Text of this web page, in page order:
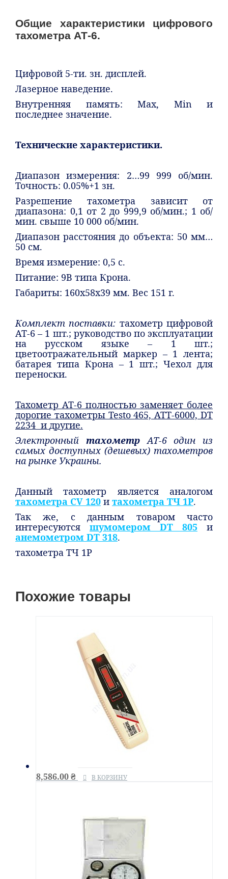
Общие характеристики цифрового
тахометра АТ-6.
Цифровой 5-ти. зн. дисплей.
Лазерное наведение.
Внутренняя память: Max, Min и
последнее значение.
Технические характеристики.
Диапазон измерения: 2…99 999 об/мин.
Точность: 0.05%+1 зн.
Разрешение тахометра зависит от
диапазона: 0,1 от 2 до 999,9 об/мин.; 1 об/
мин. свыше 10 000 об/мин.
Диапазон расстояния до объекта: 50 мм…
50 см.
Время измерение: 0,5 с.
Питание: 9В типа Крона.
Габариты: 160x58x39 мм. Вес 151 г.
Комплект поставки: тахометр цифровой
АТ-6 – 1 шт.; руководство по эксплуатации
на русском языке – 1 шт.;
цветоотражательный маркер – 1 лента;
батарея типа Крона – 1 шт.; Чехол для
переноски.
Тахометр АТ-6 полностью заменяет более
дорогие тахометры Testo 465, АТТ-6000, DT
2234 и другие.
Электронный тахометрАТ-6 один из
самых доступных (дешевых) тахометров
на рынке Украины.
Данный тахометр является аналогом
тахометра CV 120 и тахометра ТЧ 1Р.
Так же, с данным товаром часто
интересуются шумомером DT 805 и
анемометром DT 318.
тахометра ТЧ 1Р
Похожие товары
8,586.00₴ В КОРЗИНУ